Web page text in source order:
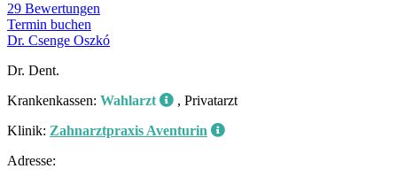
29 Bewertungen
Termin buchen
Dr. Csenge Oszkó
Dr. Dent.
Krankenkassen: Wahlarzt
, Privatarzt
Klinik: Zahnarztpraxis Aventurin
Adresse: